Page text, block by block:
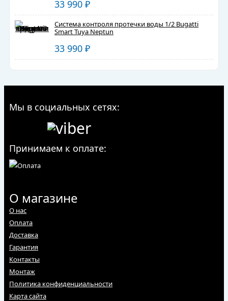
33 990 ₽
Система контроля протечки воды 1/2 Bugatti
Smart Tuya Neptun
33 990 ₽
Мы в социальных сетях:
Принимаем к оплате:
О магазине
О нас
Оплата
Доставка
Гарантия
Контакты
Монтаж
Политика конфиденциальности
Карта сайта